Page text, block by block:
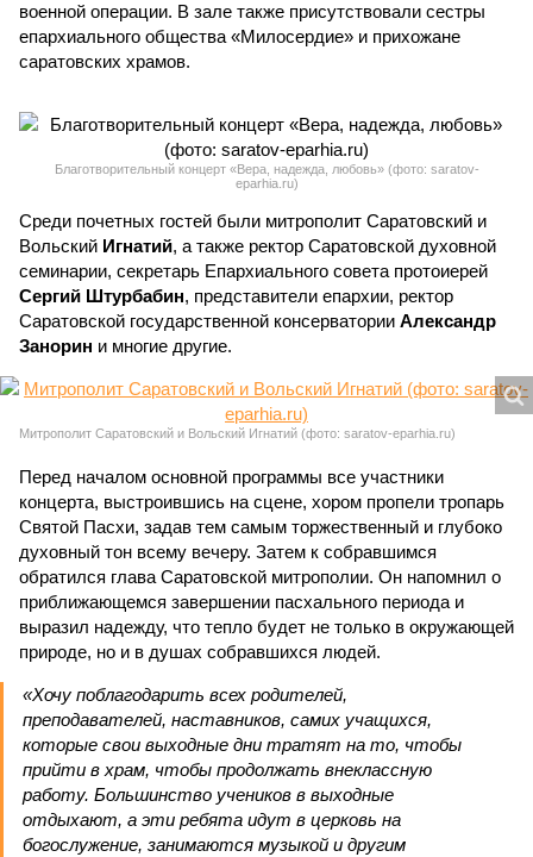
военной операции. В зале также присутствовали сестры
епархиального общества «Милосердие» и прихожане
саратовских храмов.
Благотворительный концерт «Вера, надежда, любовь» (фото: saratov-
eparhia.ru)
Среди почетных гостей были митрополит Саратовский и
Вольский Игнатий, а также ректор Саратовской духовной
семинарии, секретарь Епархиального совета протоиерей
Сергий Штурбабин, представители епархии, ректор
Саратовской государственной консерватории Александр
Занорин и многие другие.
Митрополит Саратовский и Вольский Игнатий (фото: saratov-eparhia.ru)
Перед началом основной программы все участники
концерта, выстроившись на сцене, хором пропели тропарь
Святой Пасхи, задав тем самым торжественный и глубоко
духовный тон всему вечеру. Затем к собравшимся
обратился глава Саратовской митрополии. Он напомнил о
приближающемся завершении пасхального периода и
выразил надежду, что тепло будет не только в окружающей
природе, но и в душах собравшихся людей.
«Хочу поблагодарить всех родителей,
преподавателей, наставников, самих учащихся,
которые свои выходные дни тратят на то, чтобы
прийти в храм, чтобы продолжать внеклассную
работу. Большинство учеников в выходные
отдыхают, а эти ребята идут в церковь на
богослужение, занимаются музыкой и другим